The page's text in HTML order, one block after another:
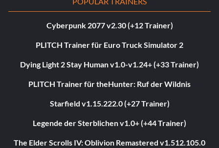
Cyberpunk 2077 v2.30 (+12 Trainer)
PLITCH Trainer für Euro Truck Simulator 2
Dying Light 2 Stay Human v1.0-v1.24+ (+33 Trainer)
PLITCH Trainer für theHunter: Ruf der Wildnis
Starfield v1.15.222.0 (+27 Trainer)
Legende der Sterblichen v1.0+ (+44 Trainer)
The Elder Scrolls IV: Oblivion Remastered v1.512.105.0